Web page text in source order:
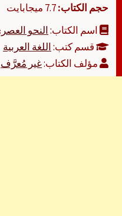
حجم الكتاب:
اسم الكتاب:النحو
قسم كتب:اللغة العربية
مؤلف الكتاب:غير مُعرَّف